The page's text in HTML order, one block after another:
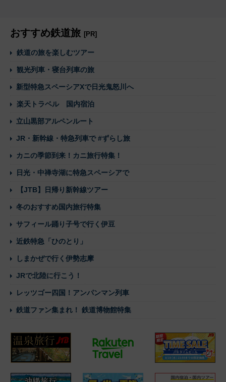
おすすめ鉄道旅 [PR]
鉄道の旅を楽しむツアー
観光列車・寝台列車の旅
新型特急スペーシアXで日光鬼怒川へ
楽天トラベル 国内宿泊
立山黒部アルペンルート
JR・新幹線・特急列車で #ずらし旅
カニの季節到来！カニ旅行特集！
日光・中禅寺湖に特急スペーシアで
【JTB】日帰り新幹線ツアー
冬のおすすめ国内旅行特集
サフィール踊り子号で行く伊豆
近鉄特急「ひのとり」
しまかぜで行く伊勢志摩
JRで北陸に行こう！
レッツゴー四国！アンパンマン列車
鉄道ファン集まれ！ 鉄道博物館特集